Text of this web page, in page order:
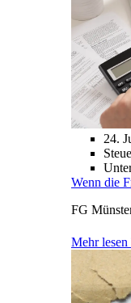
24.
Wenn die
FG
Mehr lesen